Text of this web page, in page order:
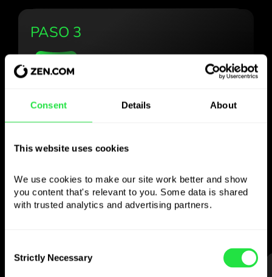
Consent Details About
This website uses cookies
We use cookies to make our site work better and show
you content that's relevant to you. Some data is shared
with trusted analytics and advertising partners.
Selection
Strictly Necessary
PASO 3
Use la divisa elegida
retire en cajeros sin
comisión, pague con la tarjeta multidivisa
— sencillo y sin estrés.